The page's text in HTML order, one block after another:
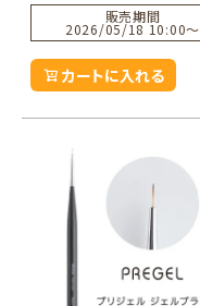
販売期間
2026/05/18 10:00〜
カートに入れる